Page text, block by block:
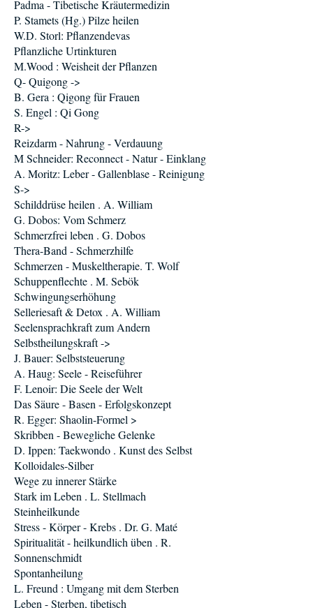
Padma - Tibetische Kräutermedizin
P. Stamets (Hg.) Pilze heilen
W.D. Storl: Pflanzendevas
Pflanzliche Urtinkturen
M.Wood : Weisheit der Pflanzen
Q- Quigong ->
B. Gera : Qigong für Frauen
S. Engel : Qi Gong
R->
Reizdarm - Nahrung - Verdauung
M Schneider: Reconnect - Natur - Einklang
A. Moritz: Leber - Gallenblase - Reinigung
S->
Schilddrüse heilen . A. William
G. Dobos: Vom Schmerz
Schmerzfrei leben . G. Dobos
Thera-Band - Schmerzhilfe
Schmerzen - Muskeltherapie. T. Wolf
Schuppenflechte . M. Sebök
Schwingungserhöhung
Selleriesaft & Detox . A. William
Seelensprachkraft zum Andern
Selbstheilungskraft ->
J. Bauer: Selbststeuerung
A. Haug: Seele - Reiseführer
F. Lenoir: Die Seele der Welt
Das Säure - Basen - Erfolgskonzept
R. Egger: Shaolin-Formel >
Skribben - Bewegliche Gelenke
D. Ippen: Taekwondo . Kunst des Selbst
Kolloidales-Silber
Wege zu innerer Stärke
Stark im Leben . L. Stellmach
Steinheilkunde
Stress - Körper - Krebs . Dr. G. Maté
Spiritualität - heilkundlich üben . R.
Sonnenschmidt
Spontanheilung
L. Freund : Umgang mit dem Sterben
Leben - Sterben, tibetisch